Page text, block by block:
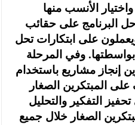
البرنامج على حقائب
على ابتكارات تحل
وفي المرحلة
إنجاز مشاريع باستخدام
المبتكرين الصغار
التفكير والتحليل
الصغار خلال جميع